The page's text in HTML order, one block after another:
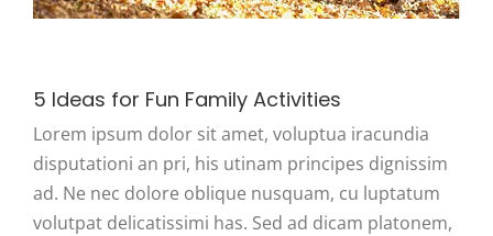
5 Ideas for Fun Family Activities
Lorem ipsum dolor sit amet, voluptua iracundia
disputationi an pri, his utinam principes dignissim
ad. Ne nec dolore oblique nusquam, cu luptatum
volutpat delicatissimi has. Sed ad dicam platonem,